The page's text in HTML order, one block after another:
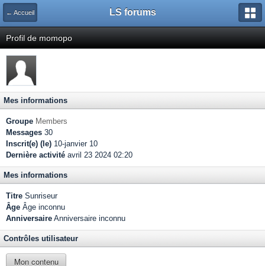
← Accueil LS forums
Profil de momopo
Mes informations
Groupe Members
Messages 30
Inscrit(e) (le) 10-janvier 10
Dernière activité avril 23 2024 02:20
Mes informations
Titre Sunriseur
Âge Âge inconnu
Anniversaire Anniversaire inconnu
Contrôles utilisateur
Mon contenu